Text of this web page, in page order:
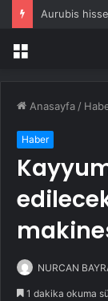
Aurubis
Menü
Anasayfa /
Haber
NURCAN
1 dakika okuma